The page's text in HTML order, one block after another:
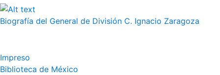
Biografía del General de División C. Ignacio Zaragoza
Impreso
Biblioteca de México